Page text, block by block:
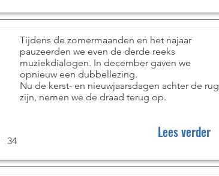
Tijdens de zomermaanden en het najaar
pauzeerden we even de derde reeks
muziekdialogen. In december gaven we
opnieuw een dubbellezing.
Nu de kerst- en nieuwjaarsdagen achter de rug
zijn, nemen we de draad terug op.
34
Lees verder